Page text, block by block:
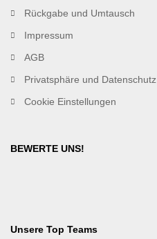
Rückgabe und Umtausch
Impressum
AGB
Privatsphäre und Datenschutz
Cookie Einstellungen
BEWERTE UNS!
Unsere Top Teams